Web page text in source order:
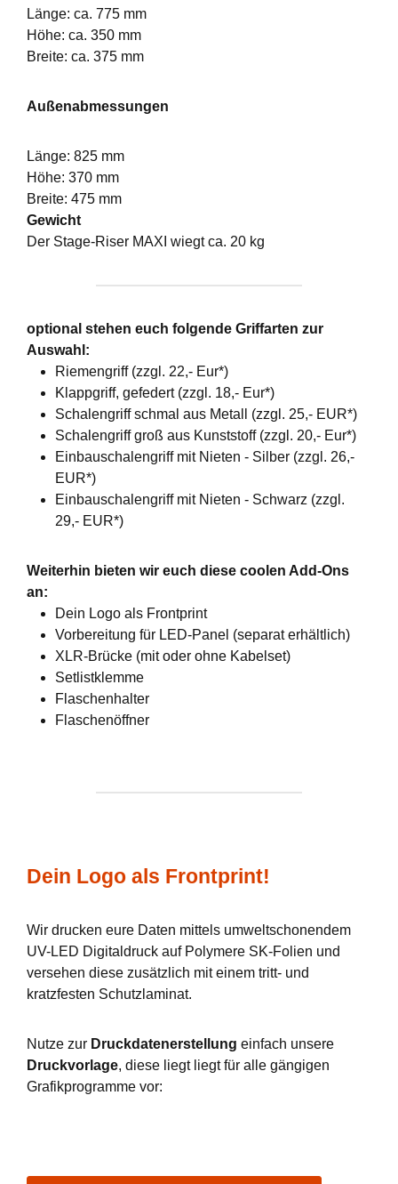
Länge: ca. 775 mm
Höhe: ca. 350 mm
Breite: ca. 375 mm
Außenabmessungen
Länge: 825 mm
Höhe: 370 mm
Breite: 475 mm
Gewicht
Der Stage-Riser MAXI wiegt ca. 20 kg
optional stehen euch folgende Griffarten zur
Auswahl:
Riemengriff (zzgl. 22,- Eur*)
Klappgriff, gefedert (zzgl. 18,- Eur*)
Schalengriff schmal aus Metall (zzgl. 25,- EUR*)
Schalengriff groß aus Kunststoff (zzgl. 20,- Eur*)
Einbauschalengriff mit Nieten - Silber (zzgl. 26,-
EUR*)
Einbauschalengriff mit Nieten - Schwarz (zzgl.
29,- EUR*)
Weiterhin bieten wir euch diese coolen Add-Ons
an:
Dein Logo als Frontprint
Vorbereitung für LED-Panel (separat erhältlich)
XLR-Brücke (mit oder ohne Kabelset)
Setlistklemme
Flaschenhalter
Flaschenöffner
Dein Logo als Frontprint!
Wir drucken eure Daten mittels umweltschonendem
UV-LED Digitaldruck auf Polymere SK-Folien und
versehen diese zusätzlich mit einem tritt- und
kratzfesten Schutzlaminat.
Nutze zur Druckdatenerstellung einfach unsere
Druckvorlage, diese liegt liegt für alle gängigen
Grafikprogramme vor: